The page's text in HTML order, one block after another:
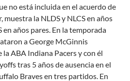
no está incluida en el acuerdo de
muestra la NLDS y NLCS en años
en años pares. En la temporada
a George McGinnis
ABA Indiana Pacers y con él
tras 5 años de ausencia en el
Braves en tres partidos. En